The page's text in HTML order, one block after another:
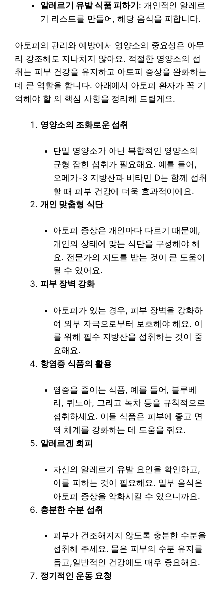
알레르기 유발 식품 피하기 : 개인적인 알레르
기 리스트를 만들어, 해당 음식을 피합니다.
아토피의 관리와 예방에서 영양소의 중요성은 아무
리 강조해도 지나치지 않아요. 적절한 영양소의 섭
취는 피부 건강을 유지하고 아토피 증상을 완화하는
데 큰 역할을 합니다. 아래에서 아토피 환자가 꼭 기
억해야 할 의 핵심 사항을 정리해 드릴게요.
영양소의 조화로운 섭취
단일 영양소가 아닌 복합적인 영양소의
균형 잡힌 섭취가 필요해요. 예를 들어,
오메가-3 지방산과 비타민 D는 함께 섭취
할 때 피부 건강에 더욱 효과적이에요.
개인 맞춤형 식단
아토피 증상은 개인마다 다르기 때문에,
개인의 상태에 맞는 식단을 구성해야 해
요. 전문가의 지도를 받는 것이 큰 도움이
될 수 있어요.
피부 장벽 강화
아토피가 있는 경우, 피부 장벽을 강화하
여 외부 자극으로부터 보호해야 해요. 이
를 위해 필수 지방산을 섭취하는 것이 중
요해요.
항염증 식품의 활용
염증을 줄이는 식품, 예를 들어, 블루베
리, 퀴노아, 그리고 녹차 등을 규칙적으로
섭취하세요. 이들 식품은 피부에 좋고 면
역 체계를 강화하는 데 도움을 줘요.
알레르겐 회피
자신의 알레르기 유발 요인을 확인하고,
이를 피하는 것이 필요해요. 일부 음식은
아토피 증상을 악화시킬 수 있으니까요.
충분한 수분 섭취
피부가 건조해지지 않도록 충분한 수분을
섭취해 주세요. 물은 피부의 수분 유지를
돕고,일반적인 건강에도 매우 중요해요.
정기적인 운동 요청